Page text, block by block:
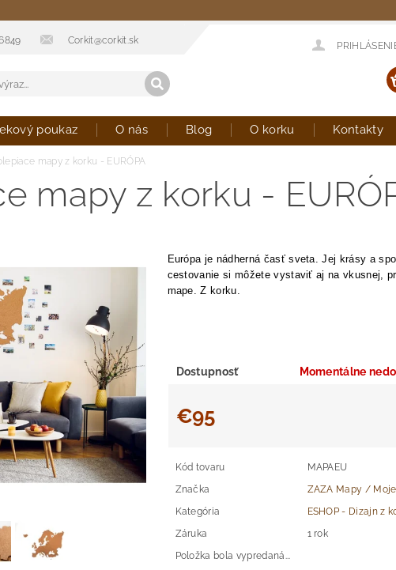
Corkit@corkit.sk
poukaz O nás Blog O korku Kontakty
mapy z korku - EURÓPA
mapy z korku -
Európa je nádherná časť sveta. Jej krásy a
cestovanie si môžete vystaviť aj na vkusnej,
mape. Z korku.
Dostupnosť Momentálne
€95
Kód tovaru
MAPAEU
Značka
ZAZA Mapy /
Kategória
ESHOP - Dizajn z
Záruka
1 rok
Položka bola vypredaná...